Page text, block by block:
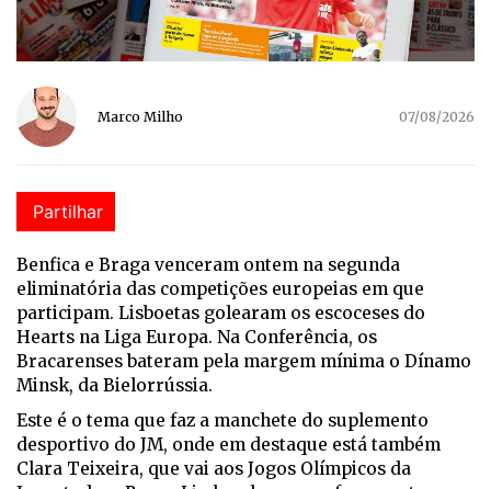
Marco Milho 07/08/2026
Partilhar
Benfica e Braga venceram ontem na segunda
eliminatória das competições europeias em que
participam. Lisboetas golearam os escoceses do
Hearts na Liga Europa. Na Conferência, os
Bracarenses bateram pela margem mínima o Dínamo
Minsk, da Bielorrússia.
Este é o tema que faz a manchete do suplemento
desportivo do JM, onde em destaque está também
Clara Teixeira, que vai aos Jogos Olímpicos da